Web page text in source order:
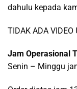
dahulu kepada
TIDAK ADA VIDEO
Jam Operasional
Senin – Minggu